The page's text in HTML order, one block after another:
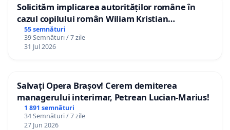
Solicităm implicarea autorităților române în
cazul copilului român Wiliam Kristian
Gheorghe, aflat în plasament în Danemarca de
12 ani
55 semnături
39 Semnături / 7 zile
31 Jul 2026
Salvați Opera Brașov! Cerem demiterea
managerului interimar, Petrean Lucian-Marius!
1 891 semnături
34 Semnături / 7 zile
27 Jun 2026